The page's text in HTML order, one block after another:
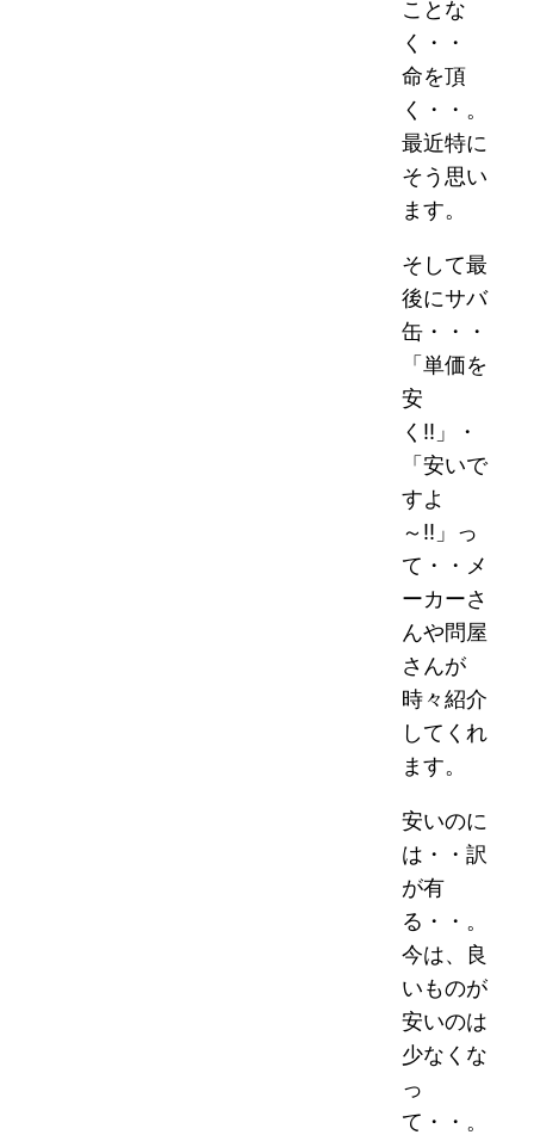
ことな
く・・
命を頂
く・・。
最近特に
そう思い
ます。
そして最
後にサバ
缶・・・
「単価を
安
く!!」・
「安いで
すよ
～!!」っ
て・・メ
ーカーさ
んや問屋
さんが
時々紹介
してくれ
ます。
安いのに
は・・訳
が有
る・・。
今は、良
いものが
安いのは
少なくな
っ
て・・。